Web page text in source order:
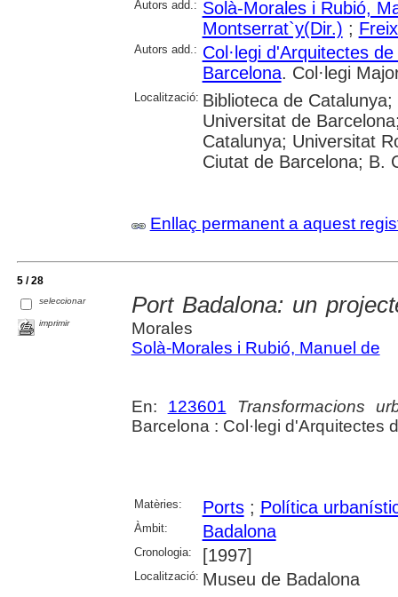
Autors add.: Solà-Morales i Rubió,
Montserrat`y(Dir.) ;
Autors add.: Col·legi d'Arquitectes
Barcelona. Col·legi
Localització: Biblioteca de
Universitat de
Catalunya; Universitat
Ciutat de Barcelona; B.
Enllaç permanent a aquest
5 / 28
seleccionar
imprimir
Port Badalona: un
Morales
Solà-Morales i Rubió, Manuel de
En: 123601
Transformacions
Barcelona : Col·legi d'Arquitectes
Matèries: Ports; Política
Àmbit: Badalona
Cronologia: [1997]
Localització: Museu de Badalona